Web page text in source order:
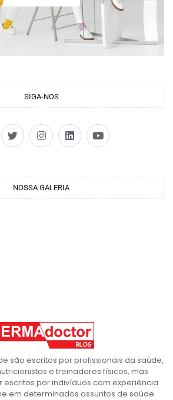
SIGA-NOS
NOSSA GALERIA
são escritos por profissionais da saúde,
e treinadores físicos, mas
por indivíduos com experiência
em determinados assuntos de saúde.